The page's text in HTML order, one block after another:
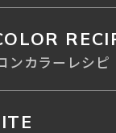
ンカラーレシピ